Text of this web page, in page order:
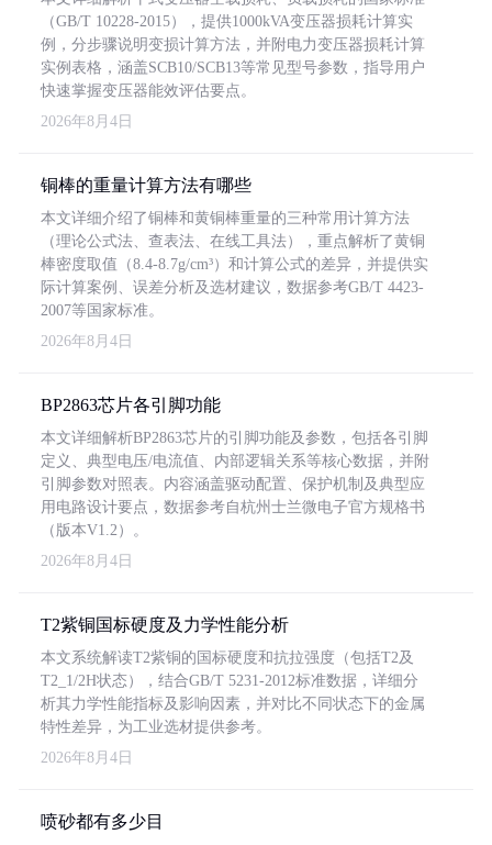
（GB/T 10228-2015），提供1000kVA变压器损耗计算实
例，分步骤说明变损计算方法，并附电力变压器损耗计算
实例表格，涵盖SCB10/SCB13等常见型号参数，指导用户
快速掌握变压器能效评估要点。
2026年8月4日
铜棒的重量计算方法有哪些
本文详细介绍了铜棒和黄铜棒重量的三种常用计算方法
（理论公式法、查表法、在线工具法），重点解析了黄铜
棒密度取值（8.4-8.7g/cm³）和计算公式的差异，并提供实
际计算案例、误差分析及选材建议，数据参考GB/T 4423-
2007等国家标准。
2026年8月4日
BP2863芯片各引脚功能
本文详细解析BP2863芯片的引脚功能及参数，包括各引脚
定义、典型电压/电流值、内部逻辑关系等核心数据，并附
引脚参数对照表。内容涵盖驱动配置、保护机制及典型应
用电路设计要点，数据参考自杭州士兰微电子官方规格书
（版本V1.2）。
2026年8月4日
T2紫铜国标硬度及力学性能分析
本文系统解读T2紫铜的国标硬度和抗拉强度（包括T2及
T2_1/2H状态），结合GB/T 5231-2012标准数据，详细分
析其力学性能指标及影响因素，并对比不同状态下的金属
特性差异，为工业选材提供参考。
2026年8月4日
喷砂都有多少目